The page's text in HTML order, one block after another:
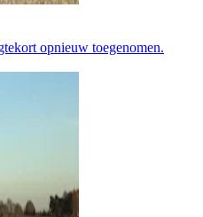
opnieuw toegenomen.